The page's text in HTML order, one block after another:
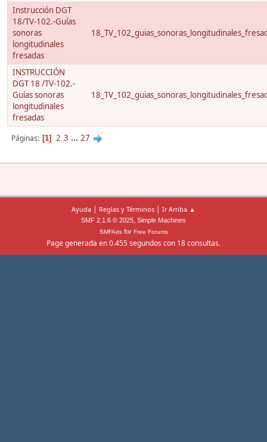
Instrucción DGT
18/TV-102.-Guías
sonoras
longitudinales
fresadas
INSTRUCCIÓN
DGT 18 /TV-102.-
Guías sonoras
longitudinales
fresadas
Páginas 1 2 3 ... 27
Ayuda | Reglas y Términos | Ir Arriba ▲
SMF 2.1.6 © 2025, Simple Machines
SMFAdsfor Free Forums
Page generada en 0.455 segundos con 18 consultas.